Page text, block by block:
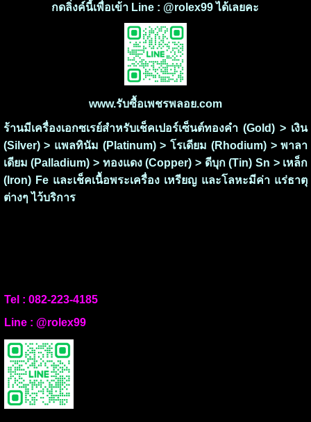
กดลิ่งค์นี้เพื่อเข้า Line : @rolex99 ได้เลยคะ
www.รับซื้อเพชรพลอย.com
ร้านมีเครื่องเอกซเรย์สำหรับเช็คเปอร์เซ็นต์ทองคำ (Gold) > เงิน
(Silver) > แพลทินัม (Platinum) > โรเดียม (Rhodium) > พาลา
เดียม (Palladium) > ทองแดง (Copper) > ดีบุก (Tin) Sn > เหล็ก
(Iron) Fe และเช็คเนื้อพระเครื่อง เหรียญ และโลหะมีค่า แร่ธาตุ
ต่างๆ ไว้บริการ
Tel : 082-223-4185
Line : @rolex99